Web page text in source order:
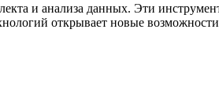
и анализа данных. Эти
открывает новые